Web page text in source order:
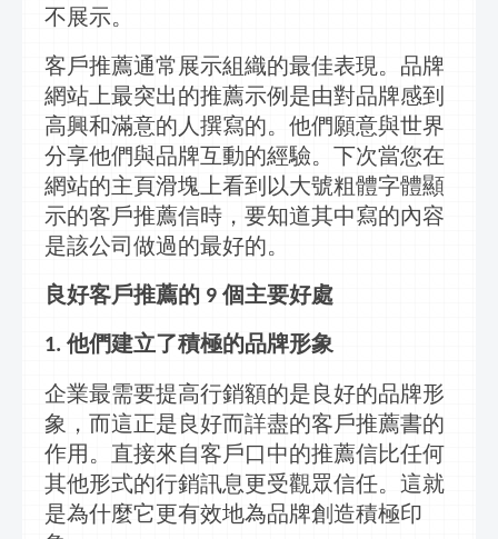
不展示。
客戶推薦通常展示組織的最佳表現。品牌
網站上最突出的推薦示例是由對品牌感到
高興和滿意的人撰寫的。他們願意與世界
分享他們與品牌互動的經驗。下次當您在
網站的主頁滑塊上看到以大號粗體字體顯
示的客戶推薦信時，要知道其中寫的內容
是該公司做過的最好的。
良好客戶推薦的 9 個主要好處
1. 他們建立了積極的品牌形象
企業最需要提高行銷額的是良好的品牌形
象，而這正是良好而詳盡的客戶推薦書的
作用。直接來自客戶口中的推薦信比任何
其他形式的行銷訊息更受觀眾信任。這就
是為什麼它更有效地為品牌創造積極印